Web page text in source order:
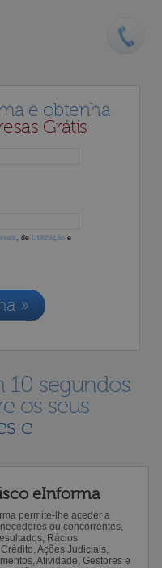
e obtenha
Grátis
, de Utilização e
»
10 segundos
os seus
e
eInforma
permite-lhe aceder a
ou concorrentes,
Rácios
Ações Judiciais,
Atividade, Gestores e